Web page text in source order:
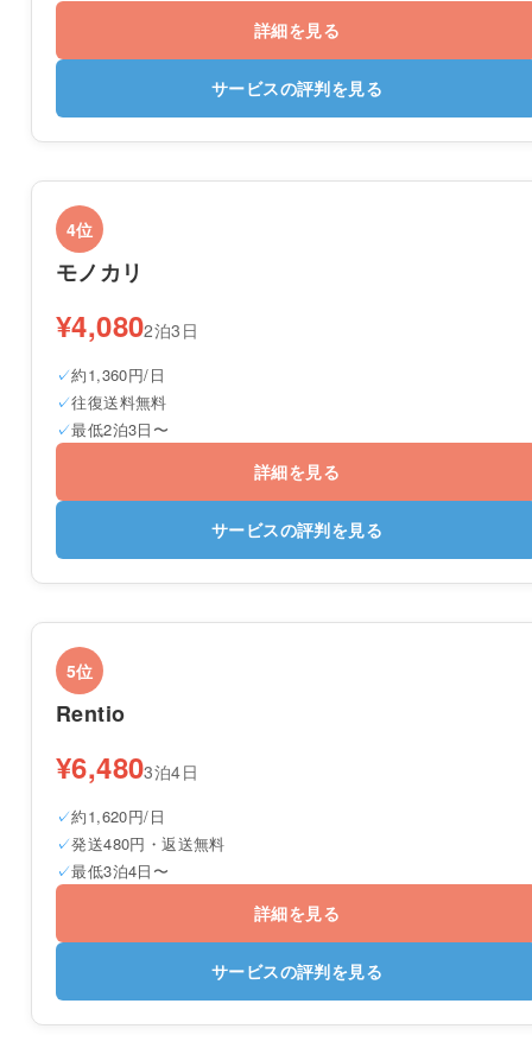
詳細を見る
サービスの評判を見る
4位
モノカリ
¥4,0802泊3日
約1,360円/日
往復送料無料
最低2泊3日〜
詳細を見る
サービスの評判を見る
5位
Rentio
¥6,4803泊4日
約1,620円/日
発送480円・返送無料
最低3泊4日〜
詳細を見る
サービスの評判を見る